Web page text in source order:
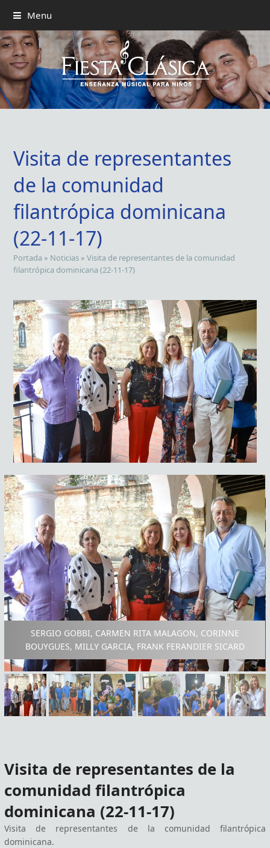
Menu
Visita de representantes
de la comunidad
filantrópica dominicana
(22-11-17)
Portada » Noticias »Visita de representantes de la comunidad
filantrópica dominicana (22-11-17)
SERGIO GOBBI, CARMEN RITA MALAGON, CORINNE
BOUYGUES, MILLY GARCIA, FRANK FERANDIER SICARD
Visita de representantes de la
comunidad filantrópica
dominicana (22-11-17)
Visita de representantes de la comunidad filantrópica
dominicana.